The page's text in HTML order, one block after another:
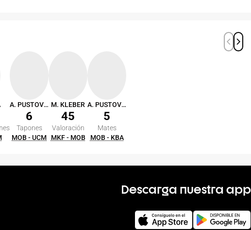
A. PUSTOVYI
6
Tapones
MOB - UCM
M. KLEBER
45
Valoración
MKF - MOB
A. PUSTOVYI
5
Mates
MOB - KBA
Descarga nuestra app